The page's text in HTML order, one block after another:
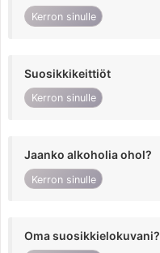
Kerron sinulle
Suosikkikeittiöt
Kerron sinulle
Jaanko alkoholia ohol?
Kerron sinulle
Oma suosikkielokuvani?